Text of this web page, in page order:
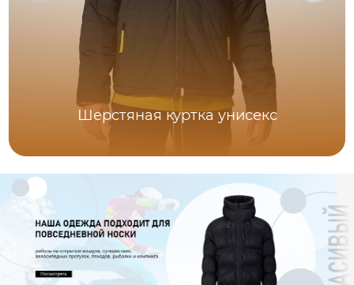
Шерстяная куртка унисекс